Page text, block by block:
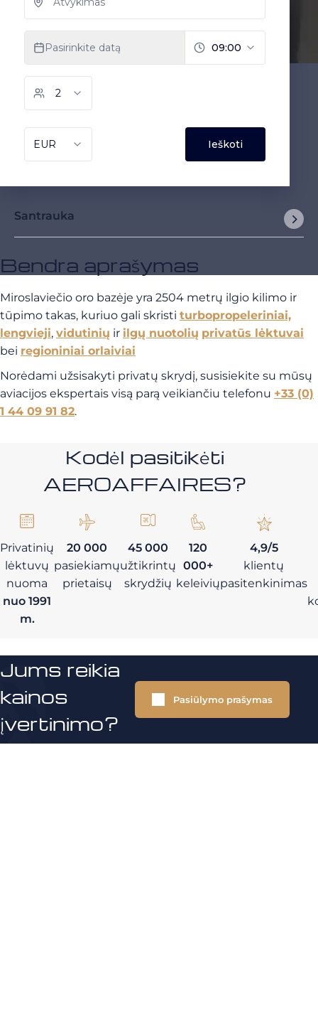
Santrauka
Bendra aprašymas
Miroslaviečio oro bazėje yra 2504 metrų ilgio kilimo ir
tūpimo takas, kuriuo gali skristi turbopropeleriniai,
lengvieji, vidutinių ir ilgų nuotolių privatūs lėktuvai
bei regioniniai orlaiviai
Norėdami užsisakyti privatų skrydį, susisiekite su mūsų
aviacijos ekspertais visą parą veikiančiu telefonu +33 (0)
1 44 09 91 82.
Kodėl pasitikėti
AEROAFFAIRES?
Privatinių
lėktuvų
nuoma
nuo 1991
m.
20 000
pasiekiamų
prietaisų
45 000
užtikrintų
skrydžių
120
000+
keleivių
4,9/5
klientų
pasitenkinimas
Jums reikia
kainos
įvertinimo?
Pasiūlymo prašymas